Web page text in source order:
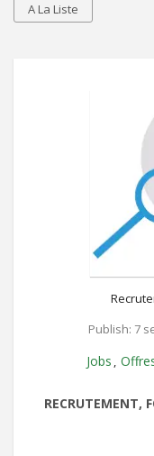
A La Liste
Publish: 7
Jobs
RECRUTEMENT,
AVIS